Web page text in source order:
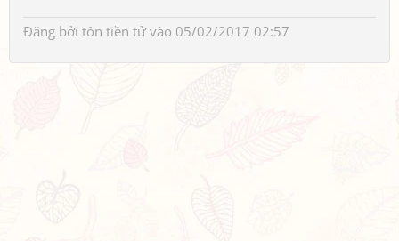
Đăng bởi tôn tiền tửvào 05/02/2017 02:57